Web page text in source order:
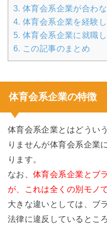
3. 体育会系企業が合わ
4. 体育会系企業を経験
5. 体育会系企業に就職
6. この記事のまとめ
体育会系企業の特徴
体育会系企業とはどうい
りませんが体育会系企業
ります。
なお、体育会系企業とブ
が、これは全くの別モノで
大きな違いとしては、ブ
法律に違反しているとこ